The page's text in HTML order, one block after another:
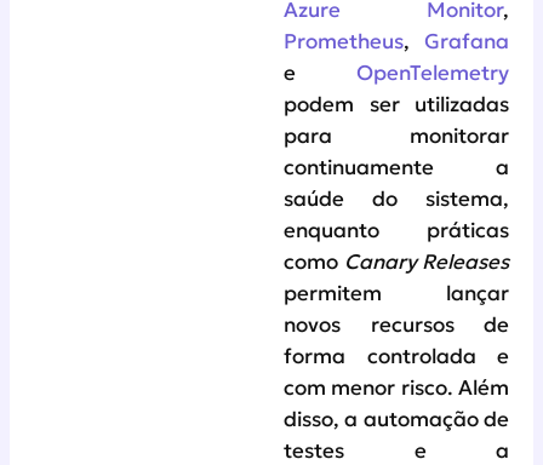
Azure Monitor,
Prometheus, Grafana
e OpenTelemetry
podem ser utilizadas
para monitorar
continuamente a
saúde do sistema,
enquanto práticas
como Canary Releases
permitem lançar
novos recursos de
forma controlada e
com menor risco. Além
disso, a automação de
testes e a